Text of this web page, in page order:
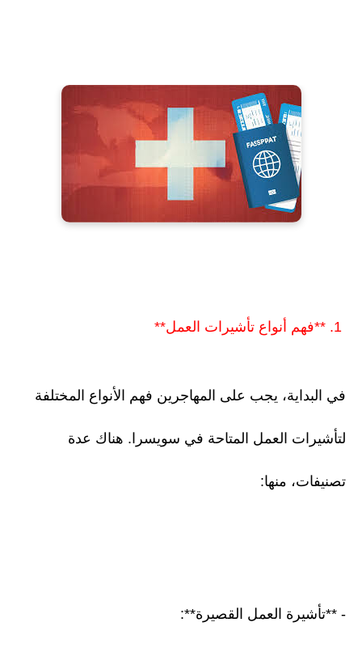
في البداية، يجب على المهاجرين فهم الأنواع المختلفة
لتأشيرات العمل المتاحة في سويسرا. هناك عدة
تصنيفات، منها:
- **تأشيرة العمل القصيرة**: